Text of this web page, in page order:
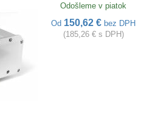
Odošleme v piatok
Od 150,62 € bez DPH
(185,26 € s DPH)